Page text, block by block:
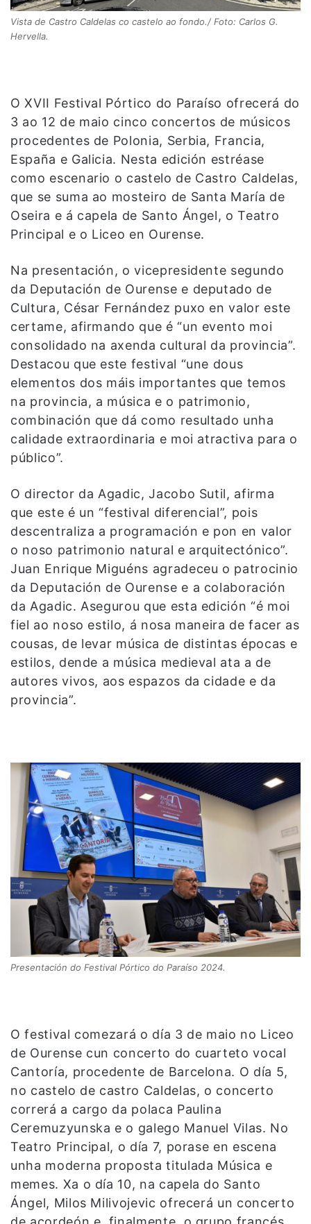
Vista de Castro Caldelas co castelo ao fondo./ Foto: Carlos G.
Hervella.
O XVII Festival Pórtico do Paraíso ofrecerá do
3 ao 12 de maio cinco concertos de músicos
procedentes de Polonia, Serbia, Francia,
España e Galicia. Nesta edición estréase
como escenario o castelo de Castro Caldelas,
que se suma ao mosteiro de Santa María de
Oseira e á capela de Santo Ángel, o Teatro
Principal e o Liceo en Ourense.
Na presentación, o vicepresidente segundo
da Deputación de Ourense e deputado de
Cultura, César Fernández puxo en valor este
certame, afirmando que é “un evento moi
consolidado na axenda cultural da provincia”.
Destacou que este festival “une dous
elementos dos máis importantes que temos
na provincia, a música e o patrimonio,
combinación que dá como resultado unha
calidade extraordinaria e moi atractiva para o
público”.
O director da Agadic, Jacobo Sutil, afirma
que este é un “festival diferencial”, pois
descentraliza a programación e pon en valor
o noso patrimonio natural e arquitectónico”.
Juan Enrique Miguéns agradeceu o patrocinio
da Deputación de Ourense e a colaboración
da Agadic. Asegurou que esta edición “é moi
fiel ao noso estilo, á nosa maneira de facer as
cousas, de levar música de distintas épocas e
estilos, dende a música medieval ata a de
autores vivos, aos espazos da cidade e da
provincia”.
Presentación do Festival Pórtico do Paraíso 2024.
O festival comezará o día 3 de maio no Liceo
de Ourense cun concerto do cuarteto vocal
Cantoría, procedente de Barcelona. O día 5,
no castelo de castro Caldelas, o concerto
correrá a cargo da polaca Paulina
Ceremuzyunska e o galego Manuel Vilas. No
Teatro Principal, o día 7, porase en escena
unha moderna proposta titulada Música e
memes. Xa o día 10, na capela do Santo
Ángel, Milos Milivojevic ofrecerá un concerto